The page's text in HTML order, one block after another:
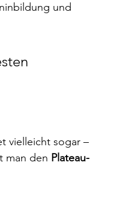
und
vielleicht sogar –
man den Plateau-